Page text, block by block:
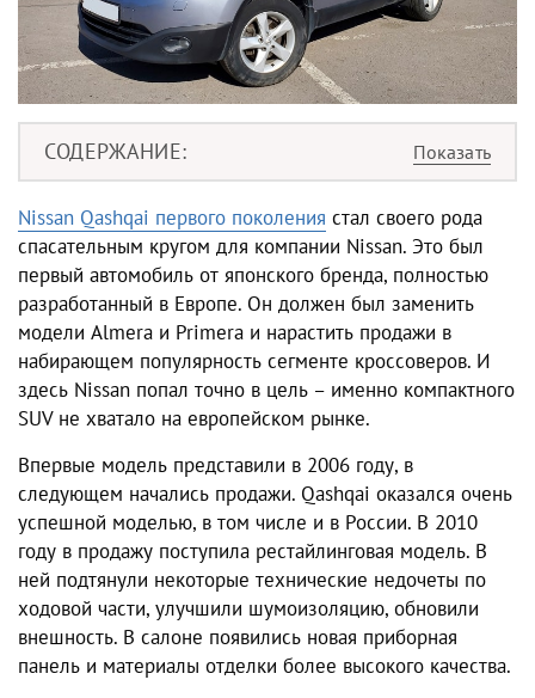
СОДЕРЖАНИЕ
Nissan Qashqai первого поколения стал своего рода
спасательным кругом для компании Nissan. Это был
первый автомобиль от японского бренда, полностью
разработанный в Европе. Он должен был заменить
модели Almera и Primera и нарастить продажи в
набирающем популярность сегменте кроссоверов. И
здесь Nissan попал точно в цель – именно компактного
SUV не хватало на европейском рынке.
Впервые модель представили в 2006 году, в
следующем начались продажи. Qashqai оказался очень
успешной моделью, в том числе и в России. В 2010
году в продажу поступила рестайлинговая модель. В
ней подтянули некоторые технические недочеты по
ходовой части, улучшили шумоизоляцию, обновили
внешность. В салоне появились новая приборная
панель и материалы отделки более высокого качества.